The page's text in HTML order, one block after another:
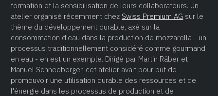
formation et la sensibilisation de leurs collaborateurs. Un
atelier organisé récemment chez Swiss Premium AG sur le
thème du développement durable, axé sur la
consommation d'eau dans la production de mozzarella - un
processus traditionnellement considéré comme gourmand
en eau - en est un exemple. Dirigé par Martin Räber et
Manuel Schneeberger, cet atelier avait pour but de
promouvoir une utilisation durable des ressources et de
l'énergie dans les processus de production et de